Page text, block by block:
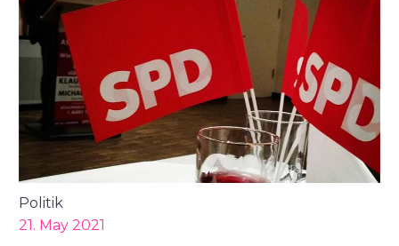
Politik
21. May 2021